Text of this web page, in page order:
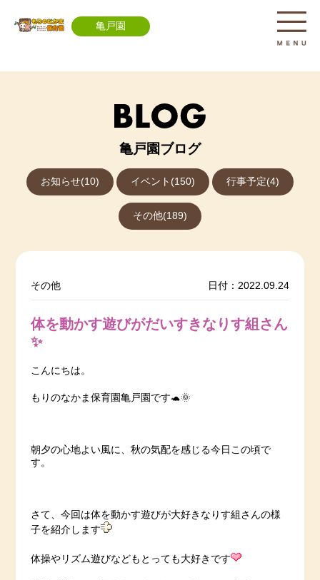
亀戸園
亀戸園ブログ
お知らせ(10) イベント(150) 行事予定(4)
その他(189)
その他 日付：2022.09.24
体を動かす遊びがだいすきなりす組さん
✨
こんにちは。
もりのなかま保育園亀戸園です🐢🌞
朝夕の心地よい風に、秋の気配を感じる今日この頃で
す。
さて、今回は体を動かす遊びが大好きなりす組さんの様
子を紹介します
体操やリズム遊びなどもとっても大好きです